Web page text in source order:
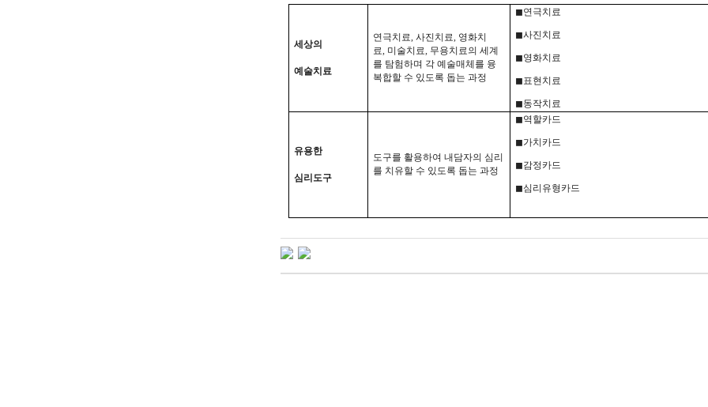
세상의
예술치료
연극치료,사진치료, 영화치
료, 미술치료, 무용치료의 세계
를 탐험하며 각 예술매체를 융
복합할 수 있도록 돕는 과정
◼연극치료
◼사진치료
◼영화치료
◼표현 치료
◼동작치료
유용한
심리도구
도구를 활용하여 내담자의 심리
를 치유할 수 있도록 돕는 과정
◼역할카드
◼가치카드
◼감정카드
◼심리유형카드